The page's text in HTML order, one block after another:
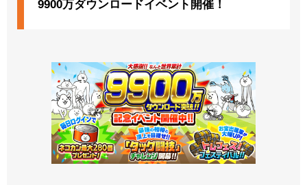
9900万ダウンロードイベント開催！